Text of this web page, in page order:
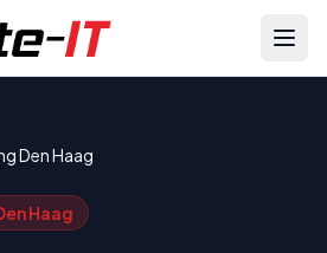
Den Haag
Haag